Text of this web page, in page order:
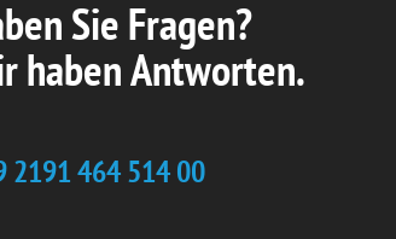
Sie Fragen?
haben Antworten.
2191 464 514 00